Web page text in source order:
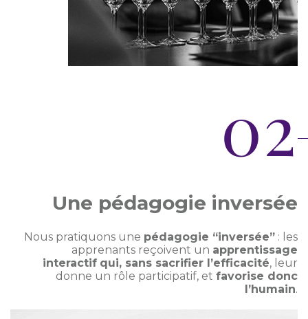
02
Une pédagogie inversée
Nous pratiquons une pédagogie “inversée” : les
apprenants reçoivent un apprentissage
interactif qui, sans sacrifier l’efficacité, leur
donne un rôle participatif, et favorise donc
l’humain.